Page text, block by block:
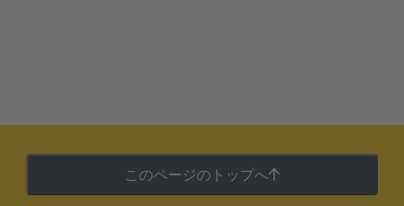
このページのトップへ